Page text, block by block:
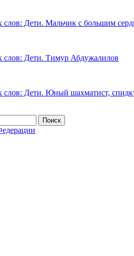
Дети. Мальчик с большим
Дети. Тимур Абдужалилов
Дети. Юный шахматист,